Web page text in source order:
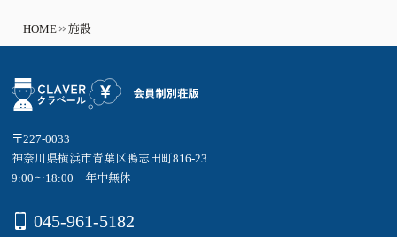
HOME 施設
〒227-0033
神奈川県横浜市青葉区鴨志田町816-23
9:00～18:00 年中無休
045-961-5182